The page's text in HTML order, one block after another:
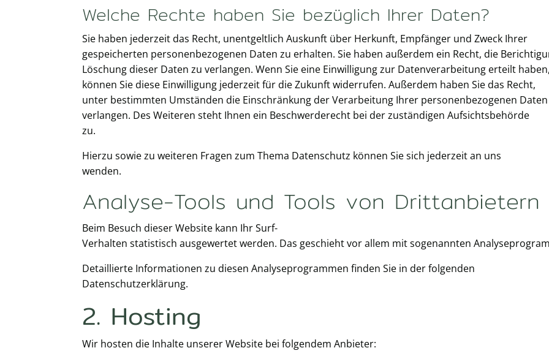
Welche Rechte haben Sie bezüglich Ihrer Daten?
Sie haben jederzeit das Recht, unentgeltlich Auskunft über Herkunft, Empfänger und Zweck Ihrer
gespeicherten personenbezogenen Daten zu erhalten. Sie haben außerdem ein Recht, die
Löschung dieser Daten zu verlangen. Wenn Sie eine Einwilligung zur Datenverarbeitung erteilt haben,
können Sie diese Einwilligung jederzeit für die Zukunft widerrufen. Außerdem haben Sie das Recht,
unter bestimmten Umständen die Einschränkung der Verarbeitung Ihrer personenbezogenen
verlangen. Des Weiteren steht Ihnen ein Beschwerderecht bei der zuständigen Aufsichtsbehörde
zu.
Hierzu sowie zu weiteren Fragen zum Thema Datenschutz können Sie sich jederzeit an uns
wenden.
Analyse-Tools und Tools von Dritt­anbietern
Beim Besuch dieser Website kann Ihr Surf-
Verhalten statistisch ausgewertet werden. Das geschieht vor allem mit sogenannten
Detaillierte Informationen zu diesen Analyseprogrammen finden Sie in der folgenden
Datenschutzerklärung.
2. Hosting
Wir hosten die Inhalte unserer Website bei folgendem Anbieter: